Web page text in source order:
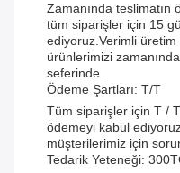
Zamanında teslimatın
tüm siparişler için 15
ediyoruz.Verimli üretim
ürünlerimizi
seferinde.
Ödeme Şartları: T/T
Tüm siparişler için T /
ödemeyi kabul
müşterilerimiz için
Tedarik Yeteneği: